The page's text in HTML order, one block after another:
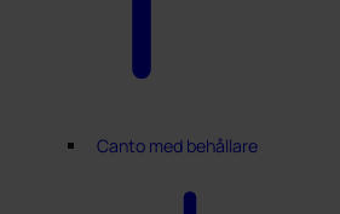
Canto med behållare